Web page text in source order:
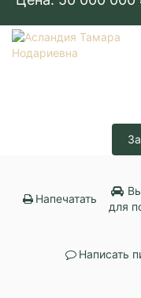
Напечатать
для
Написать